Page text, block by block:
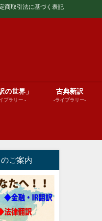
商取引法に基づく表記
の世界」
ブラリー -
古典新訳
-ライブラリー-
） 絵本（プレゼンテーショ
ご案内